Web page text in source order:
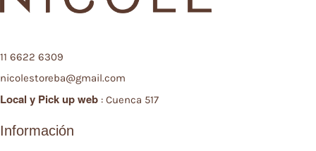
11 6622 6309
nicolestoreba@gmail.com
Local y Pick up web : Cuenca 517
Información